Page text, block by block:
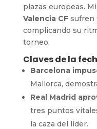
plazas europeas.
Valencia CFsufren
complicando su
torneo.
Claves de la
Barcelona
Mallorca,
Real Madrid
tres puntos
la caza del líder.